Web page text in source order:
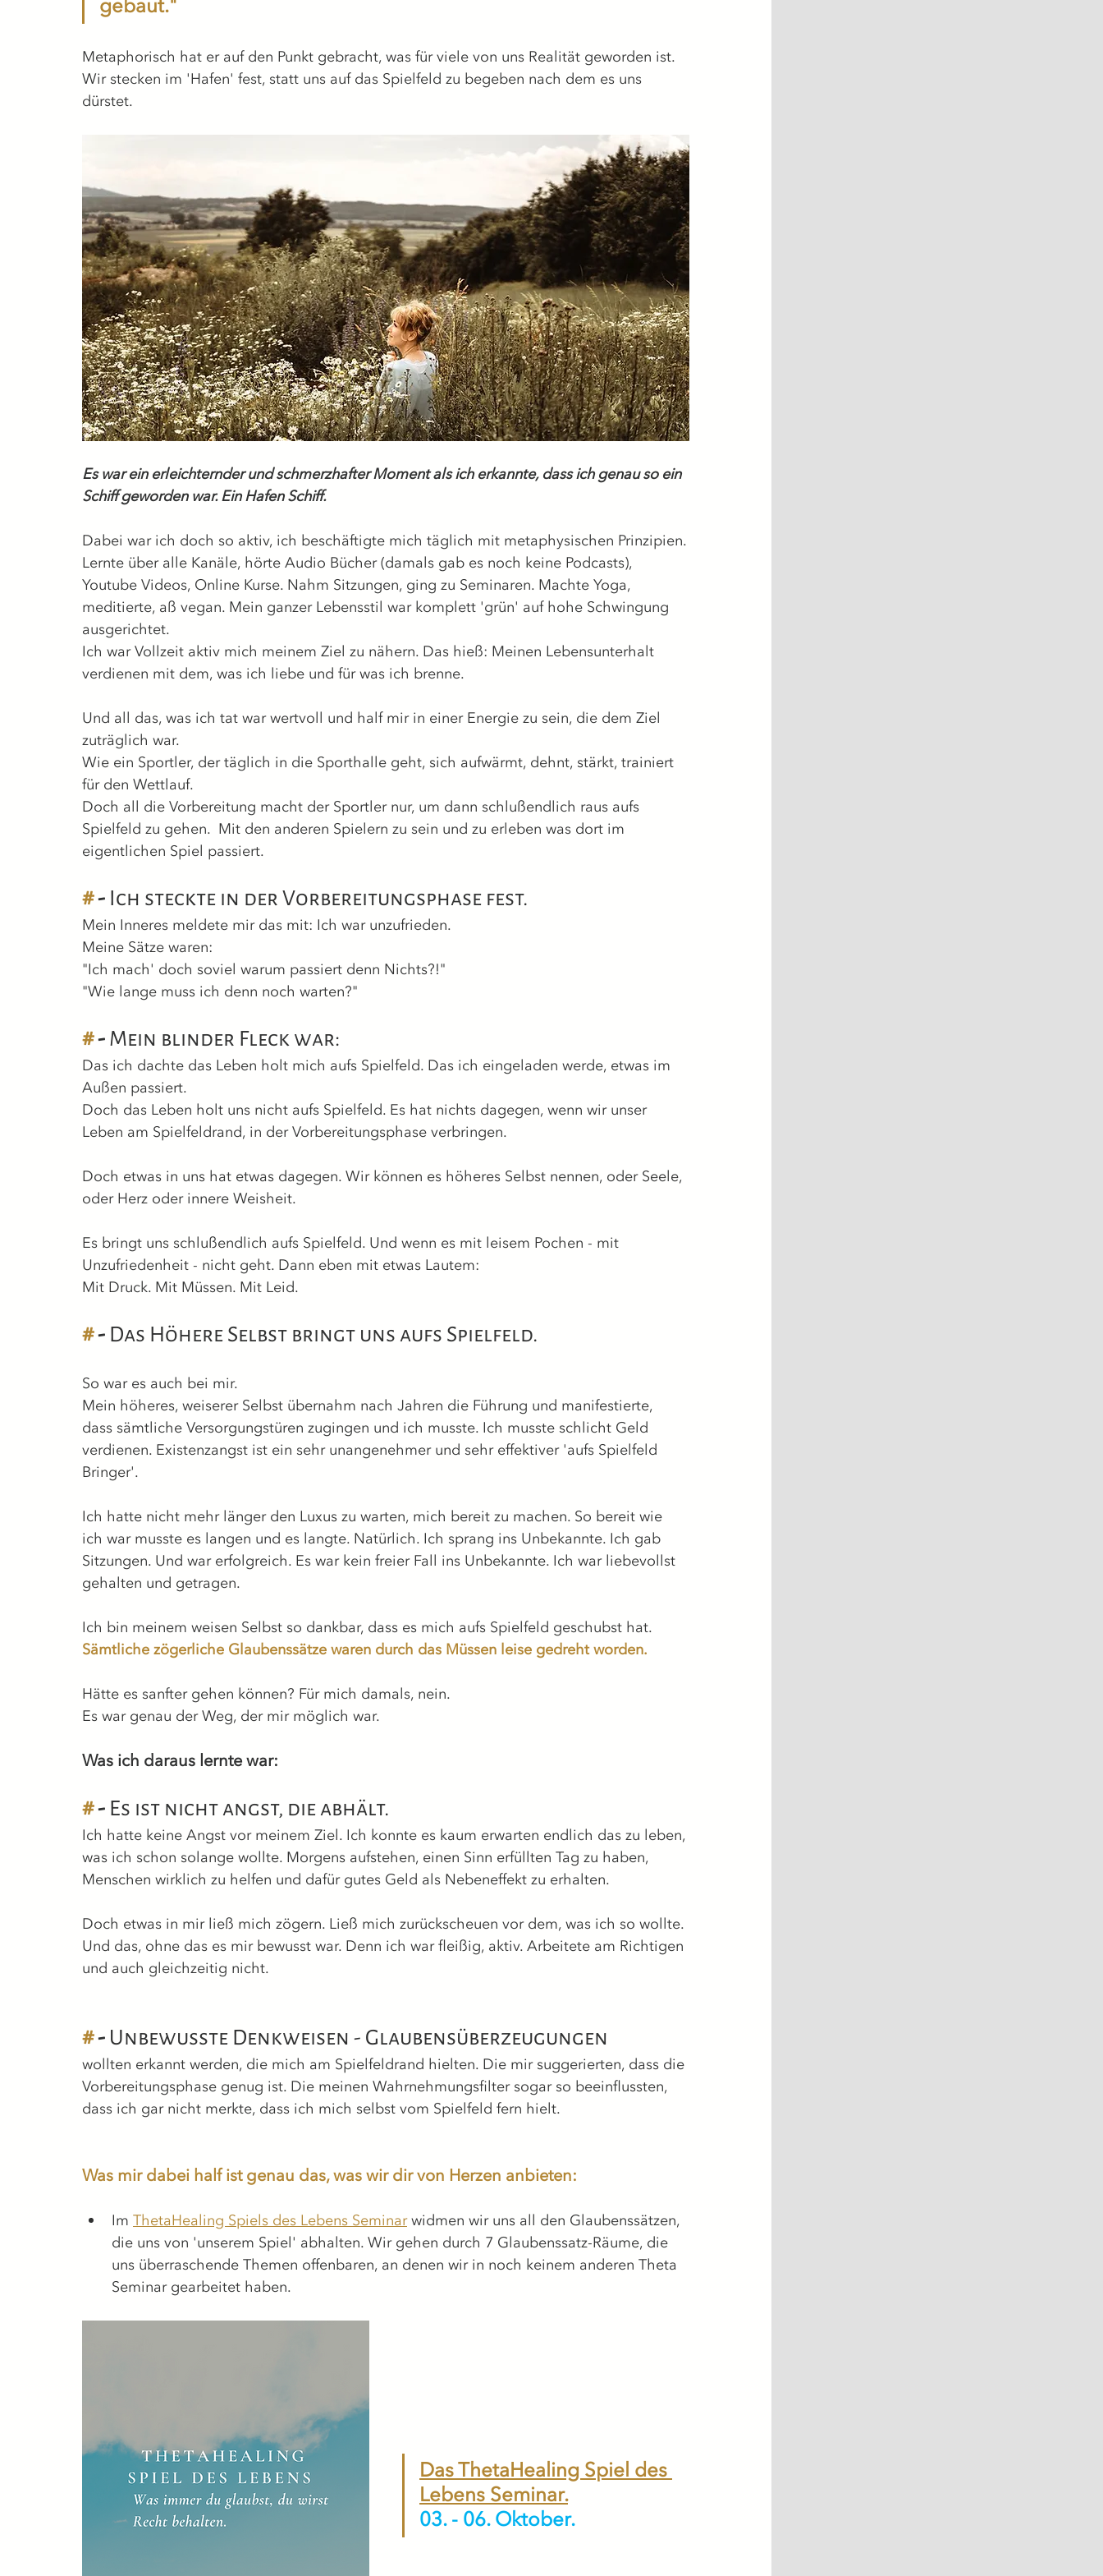
gebaut."
Metaphorisch hat er auf den Punkt gebracht, was für viele von uns Realität geworden ist.
Wir stecken im 'Hafen' fest, statt uns auf das Spielfeld zu begeben nach dem es uns
dürstet.
Es war ein erleichternder und schmerzhafter Moment als ich erkannte, dass ich genau so ein
Schiff geworden war. Ein Hafen Schiff.
Dabei war ich doch so aktiv, ich beschäftigte mich täglich mit metaphysischen Prinzipien.
Lernte über alle Kanäle, hörte Audio Bücher (damals gab es noch keine Podcasts),
Youtube Videos, Online Kurse. Nahm Sitzungen, ging zu Seminaren. Machte Yoga,
meditierte, aß vegan. Mein ganzer Lebensstil war komplett 'grün' auf hohe Schwingung
ausgerichtet.
Ich war Vollzeit aktiv mich meinem Ziel zu nähern. Das hieß: Meinen Lebensunterhalt
verdienen mit dem, was ich liebe und für was ich brenne.
Und all das, was ich tat war wertvoll und half mir in einer Energie zu sein, die dem Ziel
zuträglich war.
Wie ein Sportler, der täglich in die Sporthalle geht, sich aufwärmt, dehnt, stärkt, trainiert
für den Wettlauf.
Doch all die Vorbereitung macht der Sportler nur, um dann schlußendlich raus aufs
Spielfeld zu gehen.  Mit den anderen Spielern zu sein und zu erleben was dort im
eigentlichen Spiel passiert.
# - Ich steckte in der Vorbereitungsphase fest.
Mein Inneres meldete mir das mit: Ich war unzufrieden.
Meine Sätze waren:
"Ich mach' doch soviel warum passiert denn Nichts?!"
"Wie lange muss ich denn noch warten?"
# - Mein blinder Fleck war:
Das ich dachte das Leben holt mich aufs Spielfeld. Das ich eingeladen werde, etwas im
Außen passiert.
Doch das Leben holt uns nicht aufs Spielfeld. Es hat nichts dagegen, wenn wir unser
Leben am Spielfeldrand, in der Vorbereitungsphase verbringen.
Doch etwas in uns hat etwas dagegen. Wir können es höheres Selbst nennen, oder Seele,
oder Herz oder innere Weisheit.
Es bringt uns schlußendlich aufs Spielfeld. Und wenn es mit leisem Pochen - mit
Unzufriedenheit - nicht geht. Dann eben mit etwas Lautem:
Mit Druck. Mit Müssen. Mit Leid.
# - Das Höhere Selbst bringt uns aufs Spielfeld.
So war es auch bei mir.
Mein höheres, weiserer Selbst übernahm nach Jahren die Führung und manifestierte,
dass sämtliche Versorgungstüren zugingen und ich musste. Ich musste schlicht Geld
verdienen. Existenzangst ist ein sehr unangenehmer und sehr effektiver 'aufs Spielfeld
Bringer'.
Ich hatte nicht mehr länger den Luxus zu warten, mich bereit zu machen. So bereit wie
ich war musste es langen und es langte. Natürlich. Ich sprang ins Unbekannte. Ich gab
Sitzungen. Und war erfolgreich. Es war kein freier Fall ins Unbekannte. Ich war liebevollst
gehalten und getragen.
Ich bin meinem weisen Selbst so dankbar, dass es mich aufs Spielfeld geschubst hat.
Sämtliche zögerliche Glaubenssätze waren durch das Müssen leise gedreht worden.
Hätte es sanfter gehen können? Für mich damals, nein.
Es war genau der Weg, der mir möglich war.
Was ich daraus lernte war:
# - Es ist nicht angst, die abhält.
Ich hatte keine Angst vor meinem Ziel. Ich konnte es kaum erwarten endlich das zu leben,
was ich schon solange wollte. Morgens aufstehen, einen Sinn erfüllten Tag zu haben,
Menschen wirklich zu helfen und dafür gutes Geld als Nebeneffekt zu erhalten.
Doch etwas in mir ließ mich zögern. Ließ mich zurückscheuen vor dem, was ich so wollte.
Und das, ohne das es mir bewusst war. Denn ich war fleißig, aktiv. Arbeitete am Richtigen
und auch gleichzeitig nicht.
# - Unbewusste Denkweisen - Glaubensüberzeugungen
wollten erkannt werden, die mich am Spielfeldrand hielten. Die mir suggerierten, dass die
Vorbereitungsphase genug ist. Die meinen Wahrnehmungsfilter sogar so beeinflussten,
dass ich gar nicht merkte, dass ich mich selbst vom Spielfeld fern hielt.
Was mir dabei half ist genau das, was wir dir von Herzen anbieten:
Im ThetaHealing Spiels des Lebens Seminar widmen wir uns all den Glaubenssätzen,
die uns von 'unserem Spiel' abhalten. Wir gehen durch 7 Glaubenssatz-Räume, die
uns überraschende Themen offenbaren, an denen wir in noch keinem anderen Theta
Seminar gearbeitet haben.
Das ThetaHealing Spiel des
Lebens Seminar.
03. - 06. Oktober.